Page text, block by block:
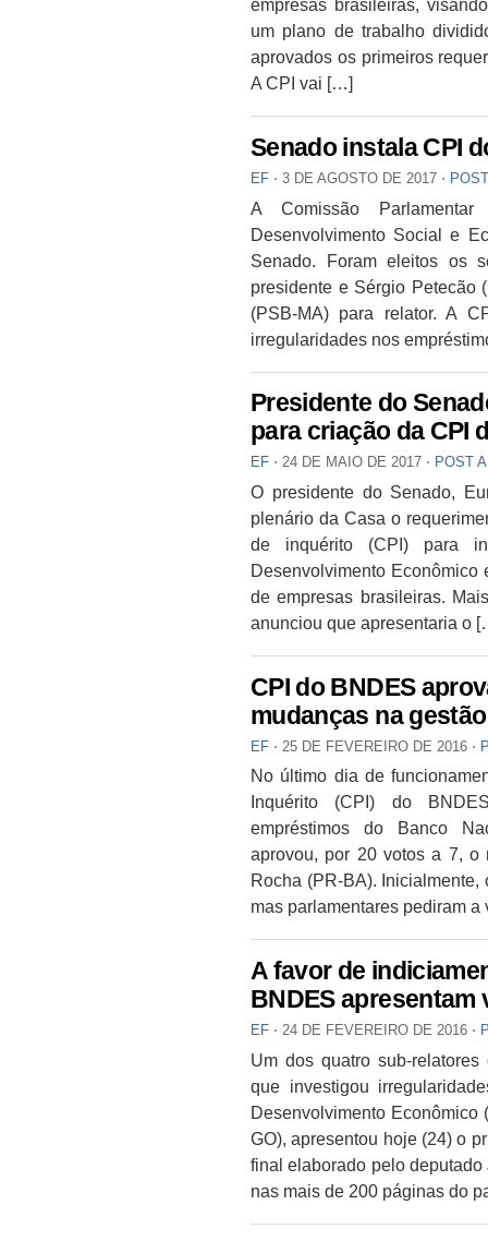
empresas brasileiras,
um plano de trabalho
aprovados os primeiros
A CPI vai […]
Senado instala CPI
EF ⋅ 3 DE AGOSTO DE 2017 ⋅
A Comissão
Desenvolvimento Social e
Senado. Foram eleitos os
presidente e Sérgio Petecão
(PSB-MA) para relator. A
irregularidades nos
Presidente do
para criação da CPI
EF ⋅ 24 DE MAIO DE 2017 ⋅ POST
O presidente do Senado,
plenário da Casa o
de inquérito (CPI) para
Desenvolvimento
de empresas brasileiras.
anunciou que apresentaria o
CPI do BNDES
mudanças na
EF ⋅ 25 DE FEVEREIRO DE 2016 ⋅
No último dia de
Inquérito (CPI) do
empréstimos do Banco
aprovou, por 20 votos a 7, o
Rocha (PR-BA).
mas parlamentares pediram
A favor de
BNDES apresentam
EF ⋅ 24 DE FEVEREIRO DE 2016 ⋅
Um dos quatro sub-
que investigou
Desenvolvimento Econômico
GO), apresentou hoje (24) o
final elaborado pelo
nas mais de 200 páginas do